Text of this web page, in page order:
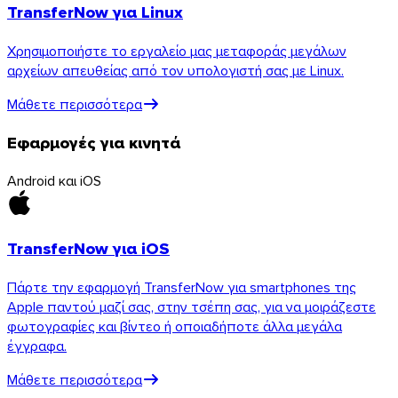
TransferNow για Linux
Χρησιμοποιήστε το εργαλείο μας μεταφοράς μεγάλων
αρχείων απευθείας από τον υπολογιστή σας με Linux.
Μάθετε περισσότερα
Εφαρμογές για κινητά
Android και iOS
TransferNow για iOS
Πάρτε την εφαρμογή TransferNow για smartphones της
Apple παντού μαζί σας, στην τσέπη σας, για να μοιράζεστε
φωτογραφίες και βίντεο ή οποιαδήποτε άλλα μεγάλα
έγγραφα.
Μάθετε περισσότερα